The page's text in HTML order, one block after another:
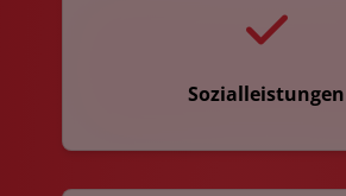
Sozialleistungen